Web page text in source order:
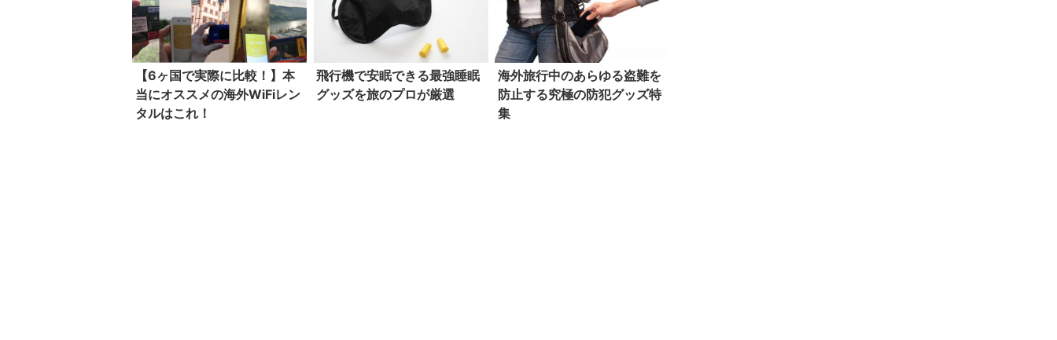
【6ヶ国で実際に比較！】本
当にオススメの海外WiFiレン
タルはこれ！
飛行機で安眠できる最強睡眠
グッズを旅のプロが厳選
海外旅行中のあらゆる盗難を
防止する究極の防犯グッズ特
集